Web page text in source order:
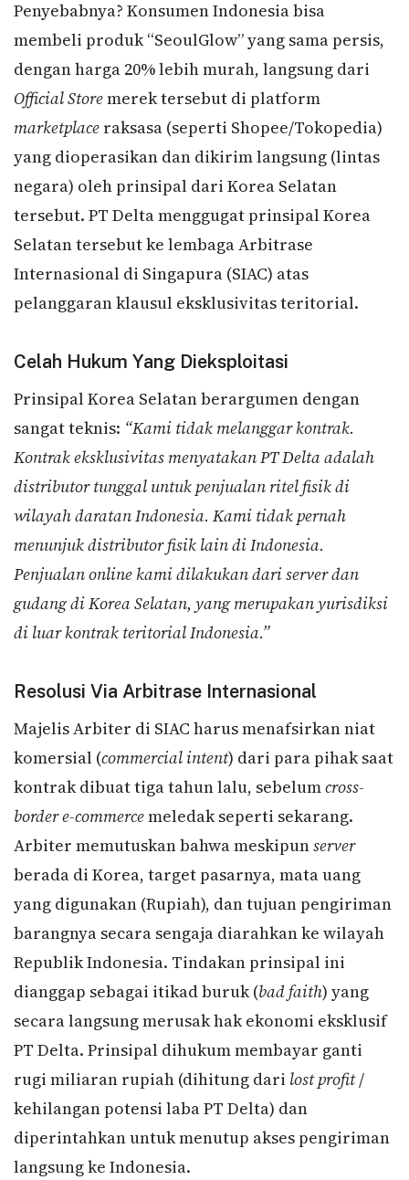
Penyebabnya? Konsumen Indonesia bisa
membeli produk “SeoulGlow” yang sama persis,
dengan harga 20% lebih murah, langsung dari
Official Storemerek tersebut di platform
marketplace raksasa (seperti Shopee/Tokopedia)
yang dioperasikan dan dikirim langsung (lintas
negara) oleh prinsipal dari Korea Selatan
tersebut. PT Delta menggugat prinsipal Korea
Selatan tersebut ke lembaga Arbitrase
Internasional di Singapura (SIAC) atas
pelanggaran klausul eksklusivitas teritorial.
Celah Hukum Yang Dieksploitasi
Prinsipal Korea Selatan berargumen dengan
sangat teknis: “Kami tidak melanggar kontrak.
Kontrak eksklusivitas menyatakan PT Delta adalah
distributor tunggal untuk penjualan ritel fisik di
wilayah daratan Indonesia. Kami tidak pernah
menunjuk distributor fisik lain di Indonesia.
Penjualan online kami dilakukan dari server dan
gudang di Korea Selatan, yang merupakan yurisdiksi
di luar kontrak teritorial Indonesia.”
Resolusi Via Arbitrase Internasional
Majelis Arbiter di SIAC harus menafsirkan niat
komersial (commercial intent) dari para pihak saat
kontrak dibuat tiga tahun lalu, sebelumcross-
border e-commercemeledak seperti sekarang.
Arbiter memutuskan bahwa meskipunserver
berada di Korea, target pasarnya, mata uang
yang digunakan (Rupiah), dan tujuan pengiriman
barangnya secara sengaja diarahkan ke wilayah
Republik Indonesia. Tindakan prinsipal ini
dianggap sebagai itikad buruk (bad faith) yang
secara langsung merusak hak ekonomi eksklusif
PT Delta. Prinsipal dihukum membayar ganti
rugi miliaran rupiah (dihitung dari lost profit/
kehilangan potensi laba PT Delta) dan
diperintahkan untuk menutup akses pengiriman
langsung ke Indonesia.